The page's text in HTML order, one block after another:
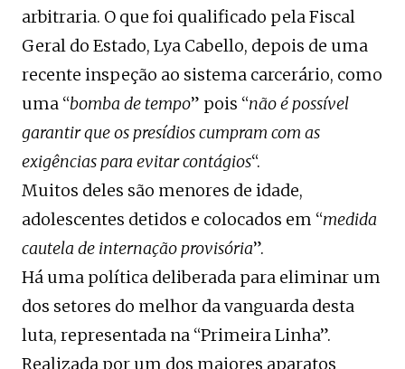
arbitraria. O que foi qualificado pela Fiscal
Geral do Estado, Lya Cabello, depois de uma
recente inspeção ao sistema carcerário, como
uma “bomba de tempo” pois “não é possível
garantir que os presídios cumpram com as
exigências para evitar contágios“.
Muitos deles são menores de idade,
adolescentes detidos e colocados em “medida
cautela de internação provisória”.
Há uma política deliberada para eliminar um
dos setores do melhor da vanguarda desta
luta, representada na “Primeira Linha”.
Realizada por um dos maiores aparatos